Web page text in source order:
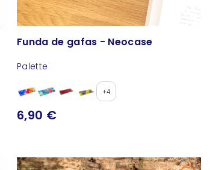
Funda de gafas - Neocase
Palette
+4
6,90 €